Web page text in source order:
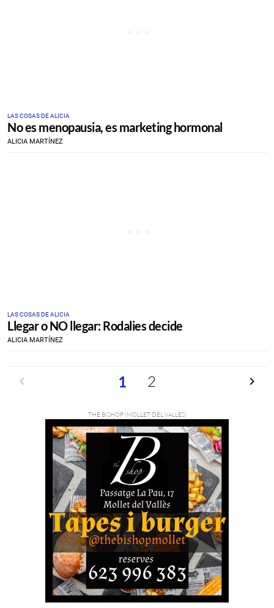
LAS COSAS DE ALICIA
No es menopausia, es marketing hormonal
ALICIA MARTÍNEZ
LAS COSAS DE ALICIA
Llegar o NO llegar: Rodalies decide
ALICIA MARTÍNEZ
1 2